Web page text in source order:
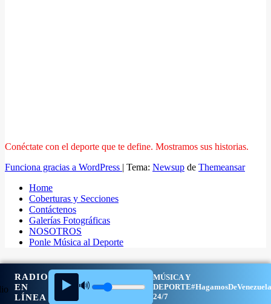
RADIO
EN
LÍNEA
▶️ 🔊
MÚSICA Y
DEPORTE
24/7
Conéctate con el deporte que te define. Mostramos sus historias.
Funciona gracias a WordPress | Tema: Newsup de Themeansar
Home
Coberturas y Secciones
Contáctenos
Galerías Fotográficas
NOSOTROS
Ponle Música al Deporte